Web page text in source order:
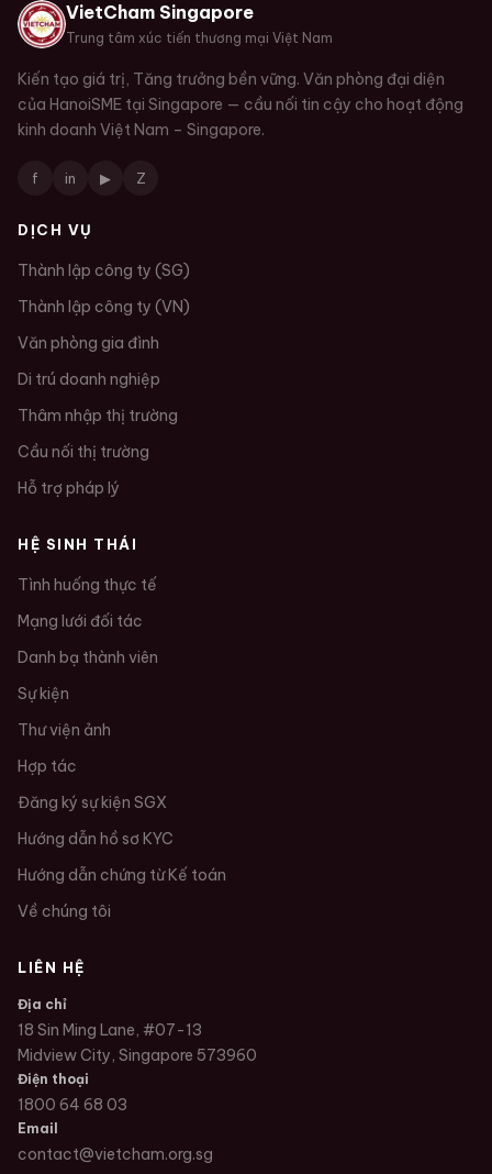
VietCham Singapore
Trung tâm xúc tiến thương mại Việt Nam
Kiến tạo giá trị, Tăng trưởng bền vững. Văn phòng đại diện
của HanoiSME tại Singapore — cầu nối tin cậy cho hoạt động
kinh doanh Việt Nam – Singapore.
f in ▶ Z
DỊCH VỤ
Thành lập công ty (SG)
Thành lập công ty (VN)
Văn phòng gia đình
Di trú doanh nghiệp
Thâm nhập thị trường
Cầu nối thị trường
Hỗ trợ pháp lý
HỆ SINH THÁI
Tình huống thực tế
Mạng lưới đối tác
Danh bạ thành viên
Sự kiện
Thư viện ảnh
Hợp tác
Đăng ký sự kiện SGX
Hướng dẫn hồ sơ KYC
Hướng dẫn chứng từ Kế toán
Về chúng tôi
LIÊN HỆ
Địa chỉ
18 Sin Ming Lane, #07-13
Midview City, Singapore 573960
Điện thoại
1800 64 68 03
Email
contact@vietcham.org.sg